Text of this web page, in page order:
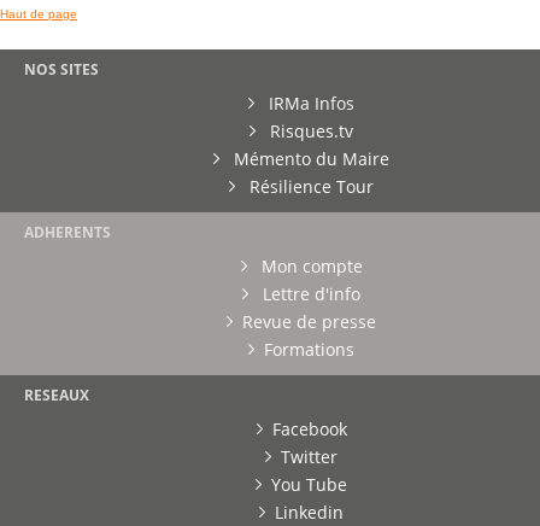
Haut de page
NOS SITES
IRMa Infos
Risques.tv
Mémento du Maire
Résilience Tour
ADHERENTS
Mon compte
Lettre d'info
Revue de presse
Formations
RESEAUX
Facebook
Twitter
You Tube
Linkedin